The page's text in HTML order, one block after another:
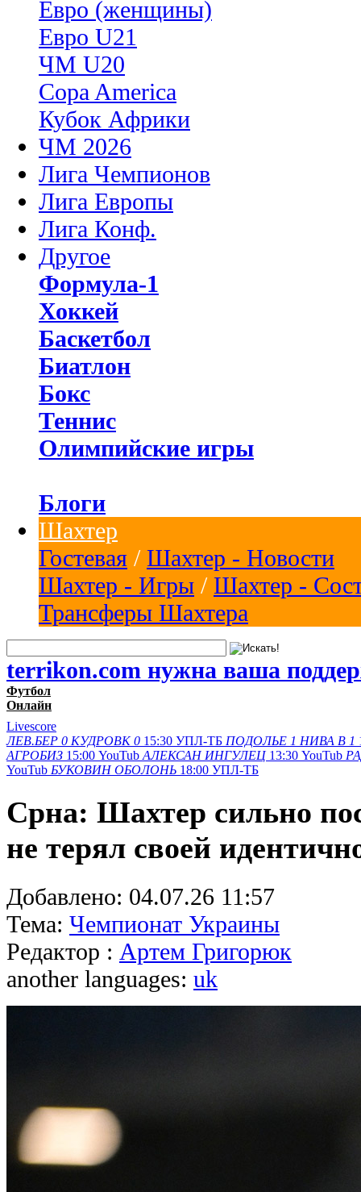
Евро (женщины)
Евро U21
ЧМ U20
Copa America
Кубок Африки
ЧМ 2026
Лига Чемпионов
Лига Европы
Лига Конф.
Другое
Формула-1
Хоккей
Баскетбол
Биатлон
Бокс
Теннис
Олимпийские игры
Блоги
Шахтер
Гостевая / Шахтер - Новости
Шахтер - Игры / Шахтер -
Трансферы Шахтера
terrikon.com нужна ваша
Футбол
Онлайн
Livescore
ЛЕВ.БЕР 0 КУДРОВК 0 15:30 УПЛ-ТБ ПОДОЛЬЕ 1 НИВА В 1
АГРОБИЗ 15:00 YouTub АЛЕКСАН ИНГУЛЕЦ 13:30 YouTub
YouTub БУКОВИН ОБОЛОНЬ 18:00 УПЛ-ТБ
Срна: Шахтер сильно
не терял своей
Добавлено: 04.07.26 11:57
Тема: Чемпионат Украины
Редактор : Артем Григорюк
another languages: uk